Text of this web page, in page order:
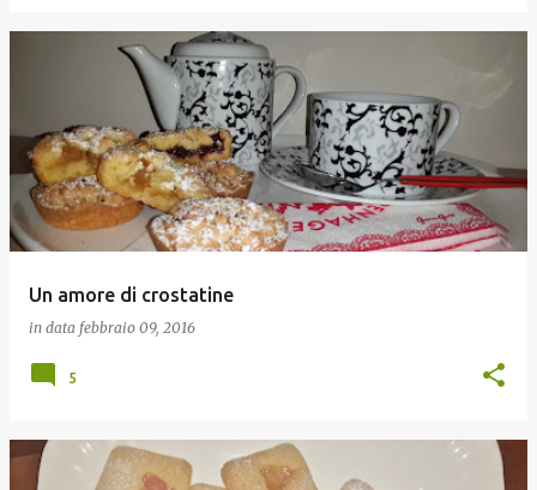
Un amore di crostatine
in data febbraio 09, 2016
5